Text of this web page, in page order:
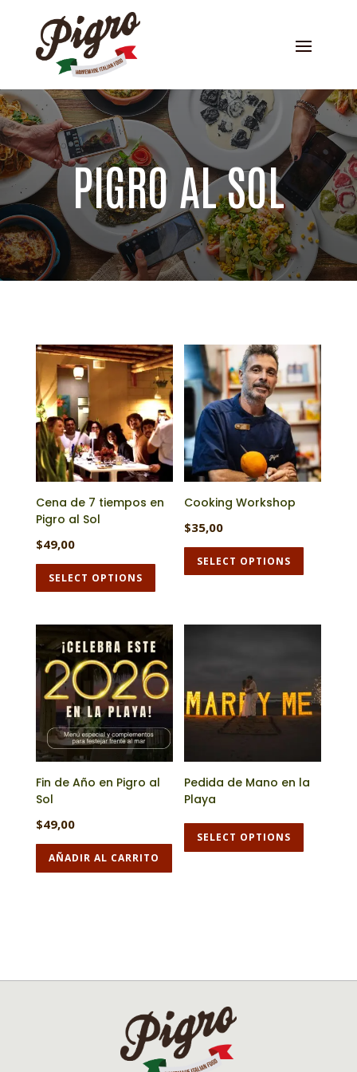
PIGRO AL SOL
Cena de 7 tiempos en
Pigro al Sol
$49,00
SELECT OPTIONS
Cooking Workshop
$35,00
SELECT OPTIONS
Fin de Año en Pigro al
Sol
$49,00
AÑADIR AL CARRITO
Pedida de Mano en la
Playa
SELECT OPTIONS